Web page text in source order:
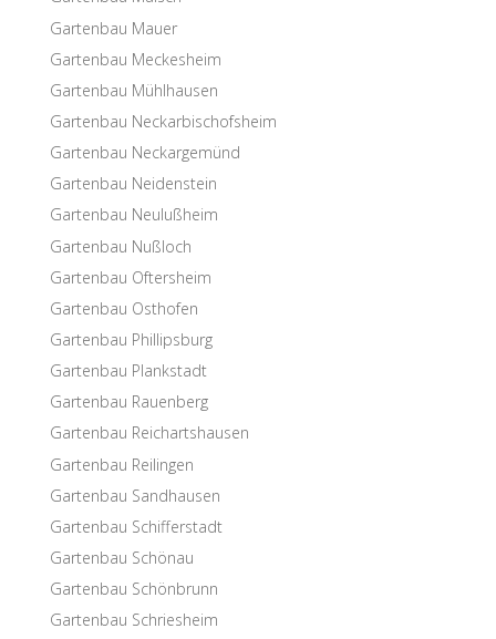
Garten­bau Mauer
Garten­bau Meckesheim
Garten­bau Mühlhausen
Garten­bau Neckarbischofsheim
Garten­bau Neckargemünd
Garten­bau Neidenstein
Garten­bau Neulußheim
Garten­bau Nußloch
Garten­bau Oftersheim
Garten­bau Osthofen
Garten­bau Phillipsburg
Garten­bau Plankstadt
Garten­bau Rauenberg
Garten­bau Reichartshausen
Garten­bau Reilingen
Garten­bau Sandhausen
Garten­bau Schifferstadt
Garten­bau Schönau
Garten­bau Schönbrunn
Garten­bau Schriesheim